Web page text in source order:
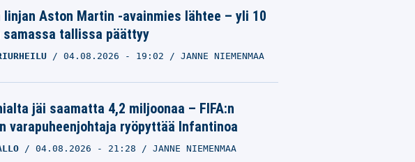
linjan Aston Martin -avainmies lähtee – yli 10
tallissa päättyy
04.08.2026 - 19:02 JANNE NIEMENMAA
jäi saamatta 4,2 miljoonaa – FIFA:n
varapuheenjohtaja ryöpyttää Infantinoa
04.08.2026 - 21:28 JANNE NIEMENMAA